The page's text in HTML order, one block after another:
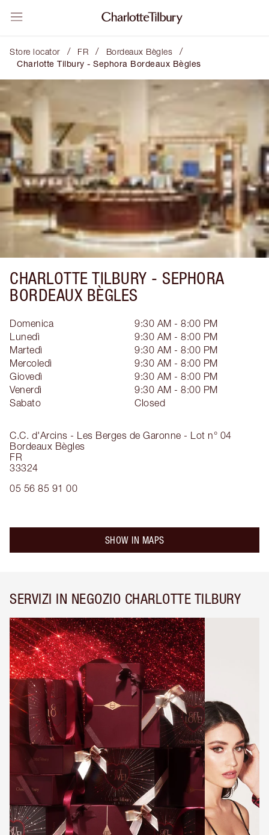
Store locator / FR / Bordeaux Bègles /
Charlotte Tilbury - Sephora Bordeaux Bègles
CHARLOTTE TILBURY - SEPHORA
BORDEAUX BÈGLES
C.C. d'Arcins - Les Berges de Garonne - Lot n° 04
Bordeaux Bègles
FR
33324
05 56 85 91 00
Domenica
9:30 AM - 8:00 PM
Lunedì
9:30 AM - 8:00 PM
Martedì
9:30 AM - 8:00 PM
Mercoledì
9:30 AM - 8:00 PM
Giovedì
9:30 AM - 8:00 PM
Venerdì
9:30 AM - 8:00 PM
Sabato
Closed
SHOW IN MAPS
SERVIZI IN NEGOZIO CHARLOTTE TILBURY